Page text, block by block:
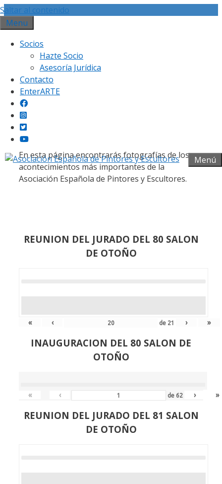
Saltar al contenido
Menu
Socios
Hazte Socio
Asesoría Jurídica
Contacto
EnterARTE
Menú
Galería fotográfica
En esta página encontrarás fotografías de los
acontecimientos más importantes de la
Asociación Española de Pintores y Escultores.
REUNION DEL JURADO DEL 80 SALON
DE OTOÑO
« ‹ de 21 › »
INAUGURACION DEL 80 SALON DE
OTOÑO
« ‹ de 62 › »
REUNION DEL JURADO DEL 81 SALON
DE OTOÑO